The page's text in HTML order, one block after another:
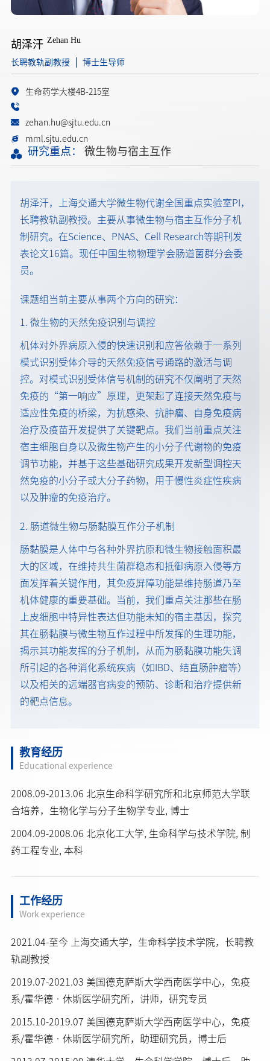
胡泽汗 Zehan Hu
长聘教轨副教授 博士生导师
生命药学大楼4B-215室
zehan.hu@sjtu.edu.cn
mml.sjtu.edu.cn
研究重点： 微生物与宿主互作
胡泽汗，上海交通大学微生物代谢全国重点实验室PI，
长聘教轨副教授。主要从事微生物与宿主互作分子机
制研究。在Science、PNAS、Cell Research等期刊发
表论文16篇。现任中国生物物理学会肠道菌群分会委
员。
课题组当前主要从事两个方向的研究：
1. 微生物的天然免疫识别与调控
机体对外界病原入侵的快速识别和应答依赖于一系列
模式识别受体介导的天然免疫信号通路的激活与调
控。对模式识别受体信号机制的研究不仅阐明了天然
免疫的“第一响应”原理，更架起了连接天然免疫与
适应性免疫的桥梁，为抗感染、抗肿瘤、自身免疫病
治疗及疫苗开发提供了关键靶点。我们当前重点关注
宿主细胞自身以及微生物产生的小分子代谢物的免疫
调节功能，并基于这些基础研究成果开发新型调控天
然免疫的小分子或大分子药物，用于慢性炎症性疾病
以及肿瘤的免疫治疗。
2. 肠道微生物与肠黏膜互作分子机制
肠黏膜是人体中与各种外界抗原和微生物接触面积最
大的区域，在维持共生菌群稳态和抵御病原入侵等方
面发挥着关键作用，其免疫屏障功能是维持肠道乃至
机体健康的重要基础。当前，我们重点关注那些在肠
上皮细胞中特异性表达但功能未知的宿主基因，探究
其在肠黏膜与微生物互作过程中所发挥的生理功能，
揭示其功能发挥的分子机制，从而为肠黏膜功能失调
所引起的各种消化系统疾病（如IBD、结直肠肿瘤等）
以及相关的远端器官病变的预防、诊断和治疗提供新
的靶点信息。
教育经历
Educational experience
2008.09-2013.06 北京生命科学研究所和北京师范大学联
合培养，生物化学与分子生物学专业, 博士
2004.09-2008.06 北京化工大学, 生命科学与技术学院, 制
药工程专业, 本科
工作经历
Work experience
2021.04-至今 上海交通大学，生命科学技术学院，长聘教
轨副教授
2019.07-2021.03 美国德克萨斯大学西南医学中心，免疫
系/霍华德•休斯医学研究所，讲师，研究专员
2015.10-2019.07 美国德克萨斯大学西南医学中心，免疫
系/霍华德•休斯医学研究所，助理研究员，博士后